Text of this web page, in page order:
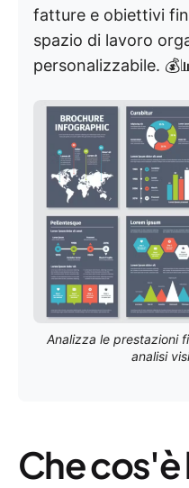
fatture e obiettivi
spazio di lavoro
personalizzabile.
Analizza le prestazioni
analisi
Che